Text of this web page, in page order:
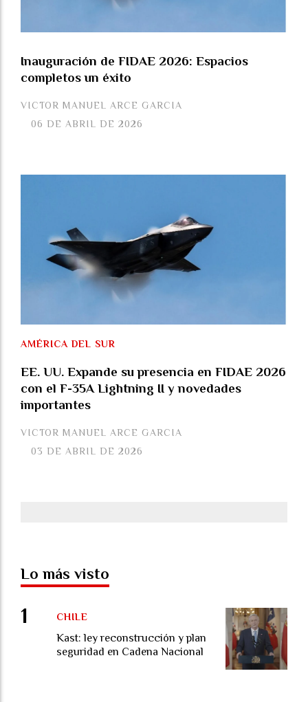
Inauguración de FIDAE 2026: Espacios
completos un éxito
VICTOR MANUEL ARCE GARCIA
06 DE ABRIL DE 2026
EE. UU. Expande su presencia en FIDAE 2026
con el F-35A Lightning II y novedades
importantes
VICTOR MANUEL ARCE GARCIA
AMÉRICA DEL SUR
03 DE ABRIL DE 2026
Lo más visto
Kast: ley reconstrucción y plan
seguridad en Cadena Nacional
CHILE